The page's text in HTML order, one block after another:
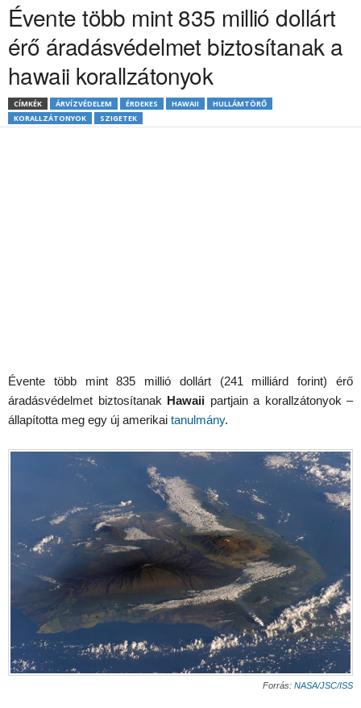
Évente több mint 835 millió dollárt
érő áradásvédelmet biztosítanak a
hawaii korallzátonyok
CÍMKÉK ÁRVÍZVÉDELEM ÉRDEKES HAWAII
HULLÁMTÖRŐ
KORALLZÁTONYOK
SZIGETEK
Évente több mint 835 millió dollárt (241 milliárd forint) érő
áradásvédelmet biztosítanak Hawaii partjain a korallzátonyok –
állapította meg egy új amerikai tanulmány.
Forrás: NASA/JSC/ISS